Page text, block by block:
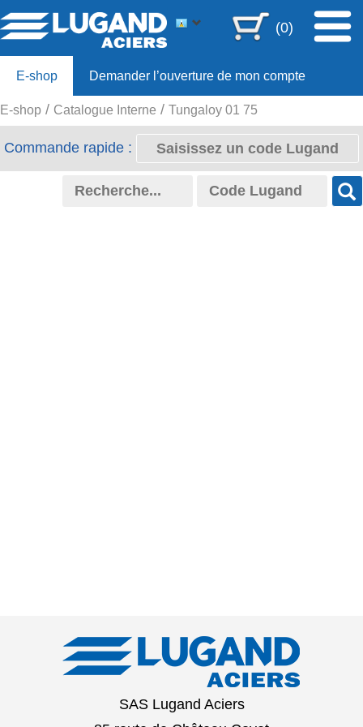
(0)
E-shop Demander l’ouverture de mon compte
Offre 80ans
E-shop Catalogue Interne Tungaloy 01 75
Commande rapide :
SAS Lugand Aciers